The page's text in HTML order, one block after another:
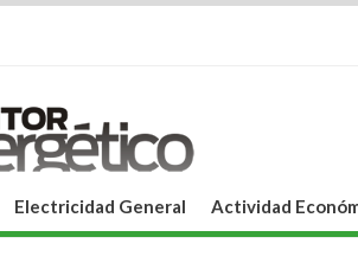
Electricidad General Actividad